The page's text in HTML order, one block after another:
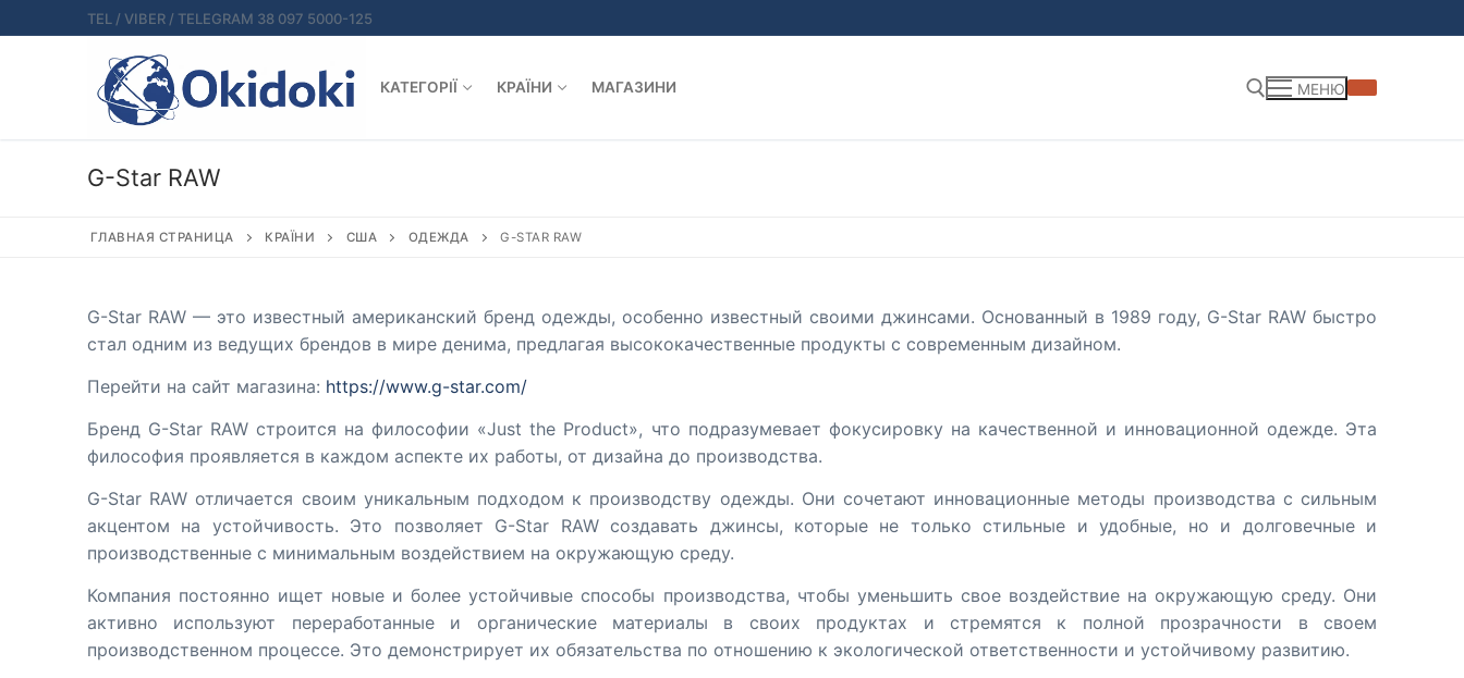
к
содержимому
TEL / VIBER / TELEGRAM 38 097 5000-125
КАТЕГОРІЇ КРАЇНИ МАГАЗИНИ МЕНЮ
G-Star RAW
ГЛАВНАЯ СТРАНИЦА КРАЇНИ США ОДЕЖДА G-STAR RAW
G-Star RAW — это известный американский бренд одежды, особенно известный своими джинсами. Основанный в 1989 году, G-Star RAW быстро
стал одним из ведущих брендов в мире денима, предлагая высококачественные продукты с современным дизайном.
Перейти на сайт магазина: https://www.g-star.com/
Бренд G-Star RAW строится на философии «Just the Product», что подразумевает фокусировку на качественной и инновационной одежде. Эта
философия проявляется в каждом аспекте их работы, от дизайна до производства.
G-Star RAW отличается своим уникальным подходом к производству одежды. Они сочетают инновационные методы производства с сильным
акцентом на устойчивость. Это позволяет G-Star RAW создавать джинсы, которые не только стильные и удобные, но и долговечные и
производственные с минимальным воздействием на окружающую среду.
Компания постоянно ищет новые и более устойчивые способы производства, чтобы уменьшить свое воздействие на окружающую среду. Они
активно используют переработанные и органические материалы в своих продуктах и стремятся к полной прозрачности в своем
производственном процессе. Это демонстрирует их обязательства по отношению к экологической ответственности и устойчивому развитию.